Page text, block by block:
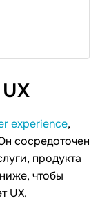
UX
experience,
сосредоточен
продукта
чтобы
UX.